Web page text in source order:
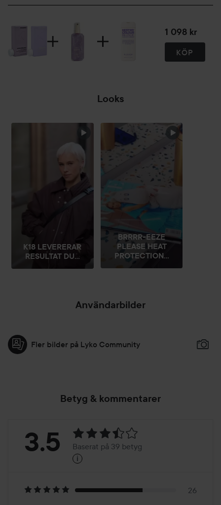
1 098 kr
KÖP
Looks
HOPPA ÖVER SEKTIONEN
K18 LEVERERAR
RESULTAT DU...
BRRRR-EEZE
PLEASE HEAT
PROTECTION...
Användarbilder
Fler bilder på Lyko Community
Betyg & kommentarer
Betyg:
Baserat
3.5 Baserat på 39 betyg
i
26